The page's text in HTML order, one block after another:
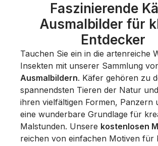
Faszinierende
Ausmalbilder für
Entdecker
Tauchen Sie ein in die artenreiche
Insekten mit unserer Sammlung
Ausmalbildern. Käfer gehören zu
spannendsten Tieren der Natur
ihren vielfältigen Formen, Panzern
eine wunderbare Grundlage für
Malstunden. Unsere kostenlosen
reichen von einfachen Motiven für